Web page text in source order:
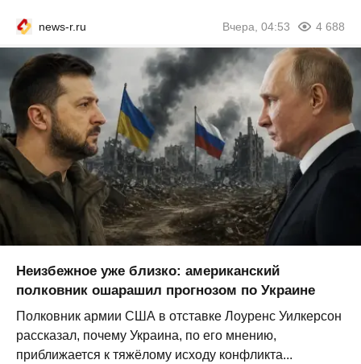
news-r.ru Вчера, 04:53 4 688
Неизбежное уже близко: американский
полковник ошарашил прогнозом по Украине
Полковник армии США в отставке Лоуренс Уилкерсон
рассказал, почему Украина, по его мнению,
приближается к тяжёлому исходу конфликта...